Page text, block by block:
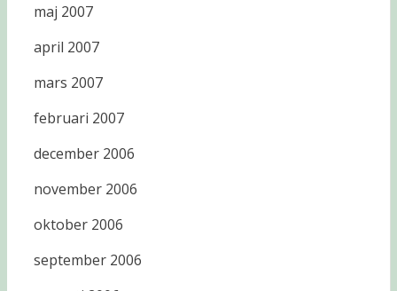
maj 2007
april 2007
mars 2007
februari 2007
december 2006
november 2006
oktober 2006
september 2006